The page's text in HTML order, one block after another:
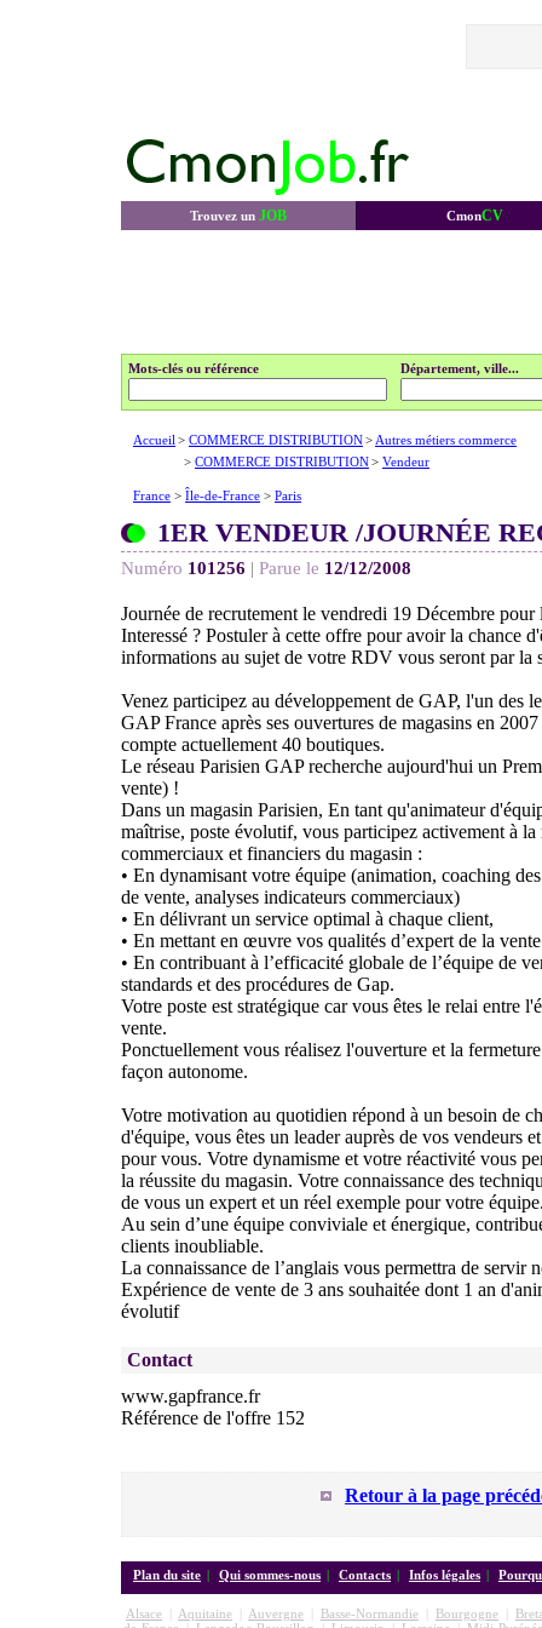
Trouvez un JOB CmonCV
Mots-clés ou référence Département, ville...
Accueil > COMMERCE DISTRIBUTION> Autres métiers commerce
> COMMERCE DISTRIBUTION> Vendeur
France > Île-de-France > Paris
1ER VENDEUR /JOURNÉE
Numéro 101256 | Parue le 12/12/2008
Journée de recrutement le vendredi 19 Décembre
Interessé ? Postuler à cette offre pour avoir la chance
informations au sujet de votre RDV vous seront par la
Venez participez au développement de GAP, l'un des
GAP France après ses ouvertures de magasins en
compte actuellement 40 boutiques.
Le réseau Parisien GAP recherche aujourd'hui un
vente) !
Dans un magasin Parisien, En tant qu'animateur
maîtrise, poste évolutif, vous participez activement à
commerciaux et financiers du magasin :
• En dynamisant votre équipe (animation, coaching
de vente, analyses indicateurs commerciaux)
• En délivrant un service optimal à chaque client,
• En mettant en œuvre vos qualités d’expert de la
• En contribuant à l’efficacité globale de l’équipe de
standards et des procédures de Gap.
Votre poste est stratégique car vous êtes le relai entre
vente.
Ponctuellement vous réalisez l'ouverture et la
façon autonome.
Votre motivation au quotidien répond à un besoin de
d'équipe, vous êtes un leader auprès de vos vendeurs
pour vous. Votre dynamisme et votre réactivité vous
la réussite du magasin. Votre connaissance des
de vous un expert et un réel exemple pour votre
Au sein d’une équipe conviviale et énergique,
clients inoubliable.
La connaissance de l’anglais vous permettra de servir
Expérience de vente de 3 ans souhaitée dont 1 an
évolutif
Contact
www.gapfrance.fr
Référence de l'offre 152
Retour à la page
Plan du site | Qui sommes-nous | Contacts | Infos légales |
Alsace Aquitaine Auvergne Basse-Normandie Bourgogne